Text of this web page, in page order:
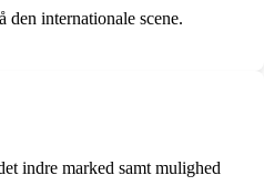
internationale scene.
indre marked samt mulighed